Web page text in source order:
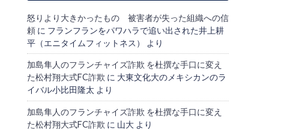
怒りより大きかったもの 被害者が失った組織への信
頼 に フランフランをパワハラで追い出された井上耕
平（エニタイムフィットネス）
より
加島隼人のフランチャイズ詐欺 を杜撰な手口に変え
た松村翔大式FC詐欺 に 大東文化大のメキシカンのラ
イバル小比田隆太 より
加島隼人のフランチャイズ詐欺 を杜撰な手口に変え
た松村翔大式FC詐欺 に 山大 より